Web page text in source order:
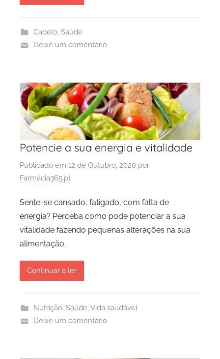
Cabelo, Saúde
Deixe um comentário
Potencie a sua energia e vitalidade
Publicado em 12 de Outubro, 2020 por
Farmácia365.pt
Sente-se cansado, fatigado, com falta de
energia? Perceba como pode potenciar a sua
vitalidade fazendo pequenas alterações na sua
alimentação.
Continuar a ler
Nutrição, Saúde,Vida saudável
Deixe um comentário